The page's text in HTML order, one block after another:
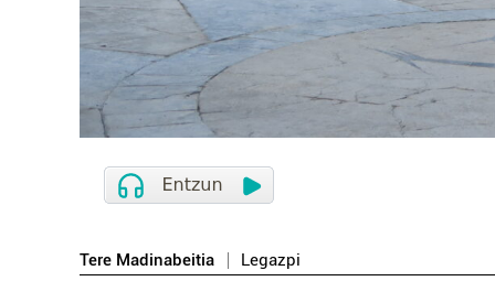
Tere Madinabeitia Legazpi